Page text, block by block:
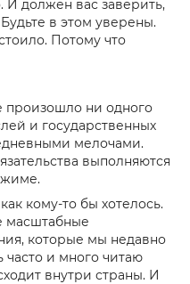
И должен вас заверить,
в этом уверены.
Потому что
произошло ни одного
и государственных
мелочами.
выполняются
кому-то бы хотелось.
масштабные
которые мы недавно
часто и много читаю
внутри страны. И